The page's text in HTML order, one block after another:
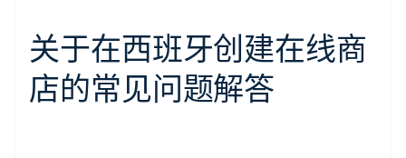
关于在西班牙创建在线商
店的常见问题解答